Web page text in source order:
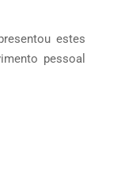
estes
pessoal